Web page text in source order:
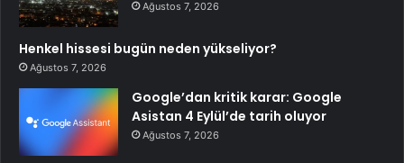
Ağustos 7, 2026
Henkel hissesi bugün neden yükseliyor?
Ağustos 7, 2026
Google’dan kritik karar: Google
Asistan 4 Eylül’de tarih oluyor
Ağustos 7, 2026